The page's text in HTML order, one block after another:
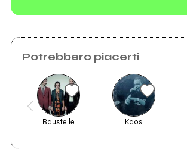
venerdì 2
Potrebbero piacerti
Baustelle Kaos